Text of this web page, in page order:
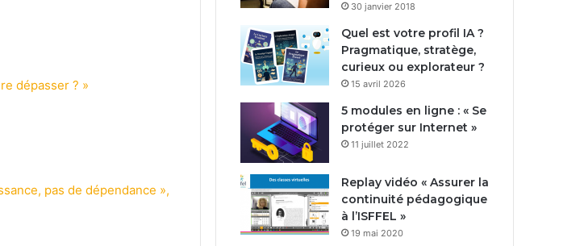
dépasser ? »
pas de dépendance »,
30 janvier 2018
Quel est votre profil IA ?
Pragmatique, stratège,
curieux ou explorateur ?
15 avril 2026
5 modules en ligne : « Se
protéger sur Internet »
11 juillet 2022
Replay vidéo « Assurer la
continuité pédagogique
à l’ISFFEL »
19 mai 2020